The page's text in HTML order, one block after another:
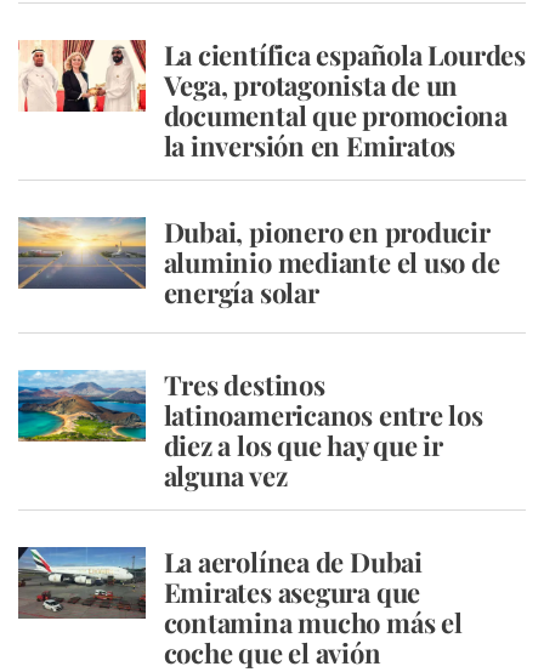
La científica española Lourdes
Vega, protagonista de un
documental que promociona
la inversión en Emiratos
Dubai, pionero en producir
aluminio mediante el uso de
energía solar
Tres destinos
latinoamericanos entre los
diez a los que hay que ir
alguna vez
La aerolínea de Dubai
Emirates asegura que
contamina mucho más el
coche que el avión